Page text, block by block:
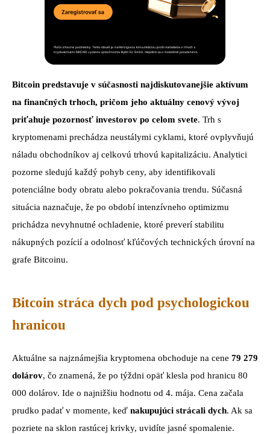
Bitcoin predstavuje v súčasnosti najdiskutovanejšie aktívum
na finančných trhoch, pričom jeho aktuálny cenový vývoj
priťahuje pozornosť investorov po celom svete. Trh s
kryptomenami prechádza neustálymi cyklami, ktoré ovplyvňujú
náladu obchodníkov aj celkovú trhovú kapitalizáciu. Analytici
pozorne sledujú každý pohyb ceny, aby identifikovali
potenciálne body obratu alebo pokračovania trendu. Súčasná
situácia naznačuje, že po období intenzívneho optimizmu
prichádza nevyhnutné ochladenie, ktoré preverí stabilitu
nákupných pozícií a odolnosť kľúčových technických úrovní na
grafe Bitcoinu.
Bitcoin stráca dych pod psychologickou
hranicou
Aktuálne sa najznámejšia kryptomena obchoduje na cene 79 279
dolárov, čo znamená, že po týždni opäť klesla pod hranicu 80
000 dolárov. Ide o najnižšiu hodnotu od 4. mája. Cena začala
prudko padať v momente, keď nakupujúci strácali dych. Ak sa
pozriete na sklon rastúcej krivky, uvidíte jasné spomalenie.